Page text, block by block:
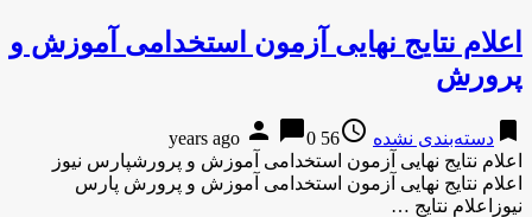
اعلام نتایج نهایی آزمون استخدامی آموزش و
پرورش
bookmark دسته‌بندی نشده access_time
56 years ago
person chat_bubble0
اعلام نتایج نهایی آزمون استخدامی آموزش و پرورشپارس نیوز
اعلام نتایج نهایی آزمون استخدامی آموزش و پرورش پارس
نیوزاعلام نتایج …